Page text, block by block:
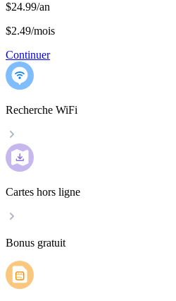
$24.99/an
$2.49/mois
Continuer
Recherche WiFi
Cartes hors ligne
Bonus gratuit